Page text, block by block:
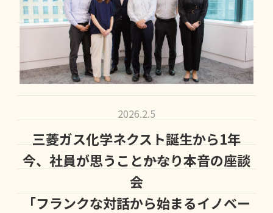
2026.2.5
三菱ガス化学ネクスト誕生から1年
今、社員が思うこと――かなり本音の座談
会
「フランクな対話から始まるイノベー